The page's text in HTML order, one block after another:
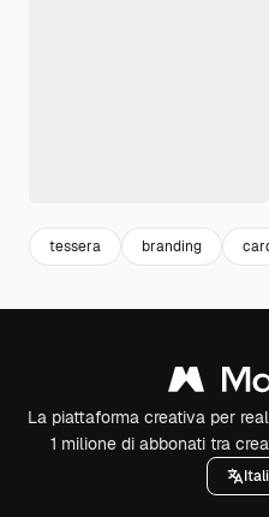
tessera branding
La piattaforma creativa per
1 milione di abbonati tra